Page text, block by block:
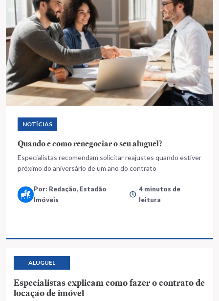
NOTÍCIAS
Quando e como renegociar o seu aluguel?
Especialistas recomendam solicitar reajustes quando estiver
próximo do aniversário de um ano do contrato
Por: Redação, Estadão
Imóveis
4 minutos de
leitura
ALUGUEL
Especialistas explicam como fazer o contrato de
locação de imóvel